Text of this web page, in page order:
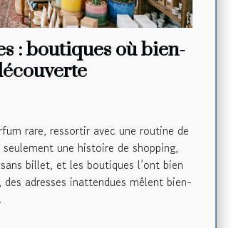
: boutiques où bien-
rare, ressortir avec une routine de
une histoire de shopping,
billet, et les boutiques l’ont bien
adresses inattendues mêlent bien-